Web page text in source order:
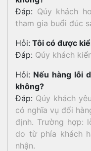
Đáp: Qúy khách
tham gia buổi đúc
Hỏi: Tôi có được
Đáp: Qúy khách
Hỏi: Nếu hàng lỗi
không?
Đáp: Qúy khách
có nghĩa vụ đổi
định. Trường hợp:
do từ phía khách
nhận.